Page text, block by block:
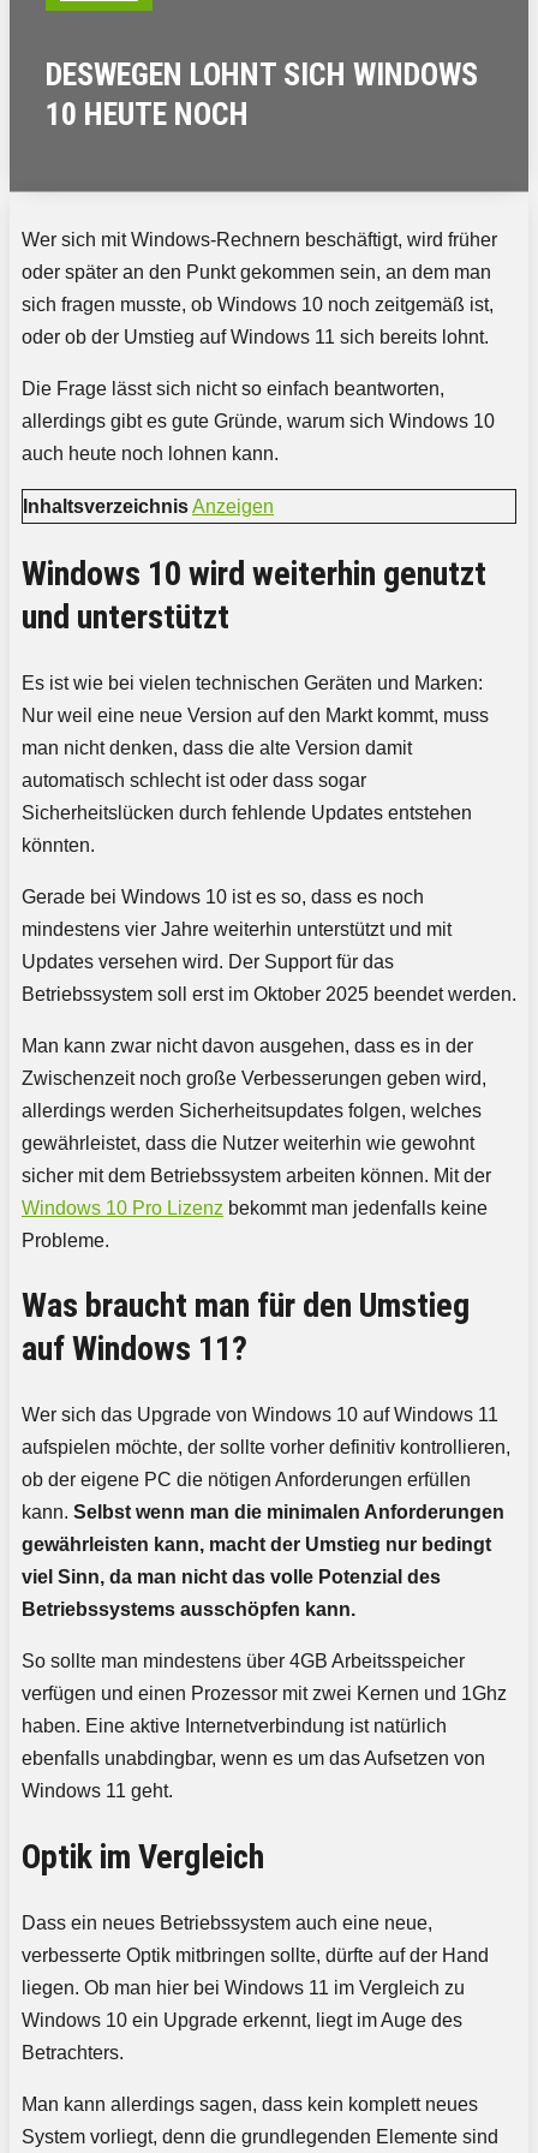
DESWEGEN LOHNT SICH WINDOWS
10 HEUTE NOCH
Wer sich mit Windows-Rechnern beschäftigt, wird früher
oder später an den Punkt gekommen sein, an dem man
sich fragen musste, ob Windows 10 noch zeitgemäß ist,
oder ob der Umstieg auf Windows 11 sich bereits lohnt.
Die Frage lässt sich nicht so einfach beantworten,
allerdings gibt es gute Gründe, warum sich Windows 10
auch heute noch lohnen kann.
InhaltsverzeichnisAnzeigen
Windows 10 wird weiterhin genutzt
und unterstützt
Es ist wie bei vielen technischen Geräten und Marken:
Nur weil eine neue Version auf den Markt kommt, muss
man nicht denken, dass die alte Version damit
automatisch schlecht ist oder dass sogar
Sicherheitslücken durch fehlende Updates entstehen
könnten.
Gerade bei Windows 10 ist es so, dass es noch
mindestens vier Jahre weiterhin unterstützt und mit
Updates versehen wird. Der Support für das
Betriebssystem soll erst im Oktober 2025 beendet werden.
Man kann zwar nicht davon ausgehen, dass es in der
Zwischenzeit noch große Verbesserungen geben wird,
allerdings werden Sicherheitsupdates folgen, welches
gewährleistet, dass die Nutzer weiterhin wie gewohnt
sicher mit dem Betriebssystem arbeiten können. Mit der
Windows 10 Pro Lizenz bekommt man jedenfalls keine
Probleme.
Was braucht man für den Umstieg
auf Windows 11?
Wer sich das Upgrade von Windows 10 auf Windows 11
aufspielen möchte, der sollte vorher definitiv kontrollieren,
ob der eigene PC die nötigen Anforderungen erfüllen
kann. Selbst wenn man die minimalen Anforderungen
gewährleisten kann, macht der Umstieg nur bedingt
viel Sinn, da man nicht das volle Potenzial des
Betriebssystems ausschöpfen kann.
So sollte man mindestens über 4GB Arbeitsspeicher
verfügen und einen Prozessor mit zwei Kernen und 1Ghz
haben. Eine aktive Internetverbindung ist natürlich
ebenfalls unabdingbar, wenn es um das Aufsetzen von
Windows 11 geht.
Optik im Vergleich
Dass ein neues Betriebssystem auch eine neue,
verbesserte Optik mitbringen sollte, dürfte auf der Hand
liegen. Ob man hier bei Windows 11 im Vergleich zu
Windows 10 ein Upgrade erkennt, liegt im Auge des
Betrachters.
Man kann allerdings sagen, dass kein komplett neues
System vorliegt, denn die grundlegenden Elemente sind